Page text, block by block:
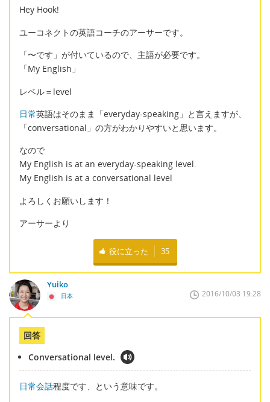
Hey Hook!
ユーコネクトの英語コーチのアーサーです。
「〜です」が付いているので、主語が必要です。
「My English」
レベル＝level
日常英語はそのまま「everyday-speaking」と言えますが、
「conversational」の方がわかりやすいと思います。
なので
My English is at an everyday-speaking level.
My English is at a conversational level
よろしくお願いします！
アーサーより
役に立った 35
Yuiko
日本 2016/10/03 19:28
回答
Conversational level.
日常会話程度です、という意味です。